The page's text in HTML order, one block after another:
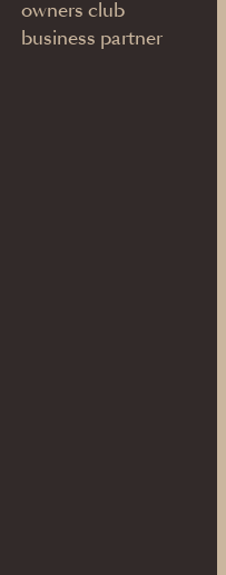
owners club
business partner